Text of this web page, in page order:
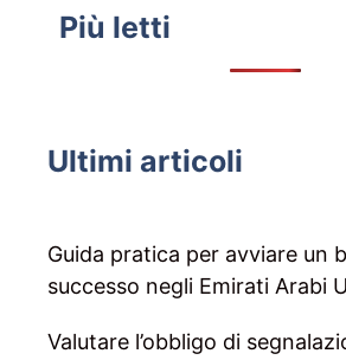
Più letti
Ultimi articoli
Guida pratica per avviare un
successo negli Emirati Arabi
Valutare l’obbligo di